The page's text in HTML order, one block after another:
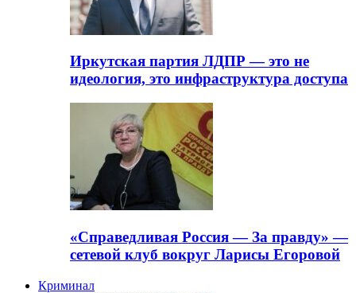
Иркутская партия ЛДПР — это не
идеология, это инфраструктура доступа
«Справедливая Россия — За правду» —
сетевой клуб вокруг Ларисы Егоровой
Криминал